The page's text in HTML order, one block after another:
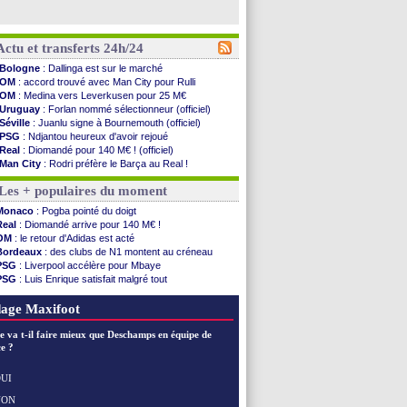
et transferts 24h/24
Bologne : Dallinga est sur le marché
OM : accord trouvé avec Man City pour Rulli
OM : Medina vers Leverkusen pour 25 M€
Uruguay : Forlan nommé sélectionneur (officiel)
Séville : Juanlu signe à Bournemouth (officiel)
PSG : Ndjantou heureux d'avoir rejoué
Real : Diomandé pour 140 M€ ! (officiel)
Man City : Rodri préfère le Barça au Real !
Rennes: Aït Boudlal veut rejoindre Fulham
Aston Villa: Liverpool cible aussi Konsa
OM: une approche pour Diatta
Le Havre : Diaw va signer à Lille
Trabzonspor: Salah a signé ! (officiel)
Bordeaux: les mots de Mavuba
FIFA: Al-Khelaïfi président ? Tebas dit non
Fenerbahçe: Greenwood savoure son premier ...
Bordeaux: Mavuba n'est plus l'entraîneur (off.)
Southampton: D. Traoré prêté au Mans (officiel)
: un accueil impressionnant pour Salah !
+ populaires du moment
: Pogba pointé du doigt
: Diomandé arrive pour 140 M€ !
: le retour d'Adidas est acté
: des clubs de N1 montent au créneau
: Liverpool accélère pour Mbaye
: Luis Enrique satisfait malgré tout
: Fonseca prend cher sur les réseaux
Maxifoot
va t-il faire mieux que Deschamps en équipe de
?